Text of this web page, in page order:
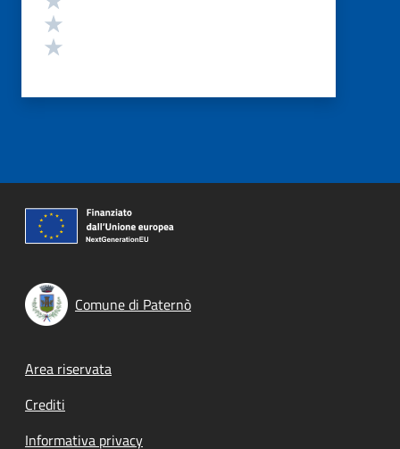
Comune di Paternò
Footer menu
Area riservata
Crediti
Informativa privacy